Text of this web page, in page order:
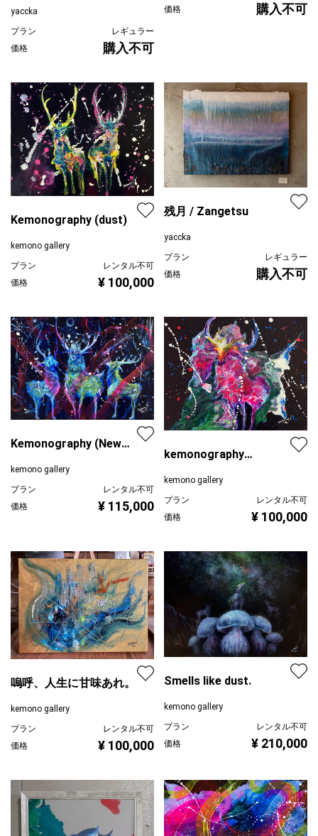
yaccka
プラン
レギュラー
価格
購入不可
価格
購入不可
Kemonography (dust)
kemono gallery
プラン
レンタル不可
価格
¥ 100,000
残月 / Zangetsu
yaccka
プラン
レギュラー
価格
購入不可
Kemonography (New
kemono gallery
プラン
レンタル不可
価格
¥ 115,000
kemonography
kemono gallery
プラン
レンタル不可
価格
¥ 100,000
嗚呼、人生に甘味あれ。
kemono gallery
プラン
レンタル不可
価格
¥ 100,000
Smells like dust.
kemono gallery
プラン
レンタル不可
価格
¥ 210,000